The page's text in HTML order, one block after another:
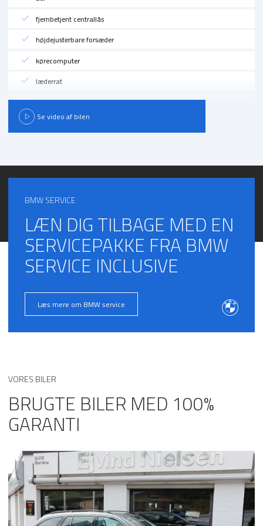
kørecomputer, læderrat, højdejust. forsæder, splitbagsæde,
aircondition, fjernb. centrallås, esp, el-ruder, udv. temp. måler,
armlæn, tågelygter, el-sidespejle
fjernbetjent centrallås
højdejusterbare forsæder
kørecomputer
læderrat
splitbagsæde
tågelygter
Se video af bilen
BMW SERVICE
LÆN DIG TILBAGE MED EN
SERVICEPAKKE FRA BMW
SERVICE INCLUSIVE
Læs mere om BMW service
VORES BILER
BRUGTE BILER MED 100%
GARANTI